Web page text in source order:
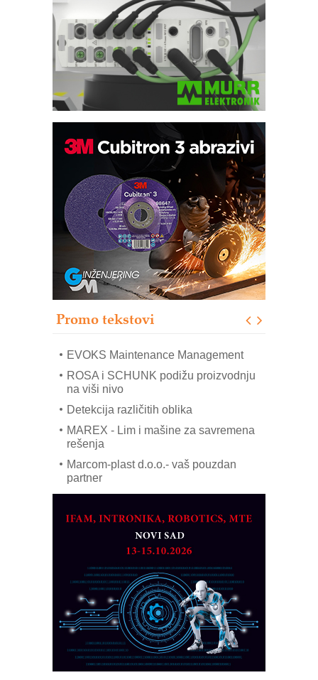
Promo tekstovi
Trajna oznaka kao dugoročna korist
Bezbednost na prvom mestu!
IB BLUMENAUER - više od 40 godina
poverenja u industriji
RMQ-TITAN ADVANCED INDICATOR
– Pametna signalizacija za efikasnije
upravljanje mašinama
Sigurnije ispitivanje transformatora u
solarnim elektranama i vetroparkovima
EVOKS Maintenance Management
ROSA i SCHUNK podižu proizvodnju
na viši nivo
Detekcija različitih oblika
MAREX - Lim i mašine za savremena
rešenja
Marcom-plast d.o.o.- vaš pouzdan
partner
obradu!
Razvoj asortimanskog pravca MINI-
PLC AKYTEC
AUKOM: Svetski standard metrologije
dostupan u Srbiji
MOTOMAN – NEXT-Robotika vođena
veštačkom inteligencijom
I.SAFE MOBILE revolucioniše
industrijsku automatizaciju
pionirskimmobile operator PANEL-OM